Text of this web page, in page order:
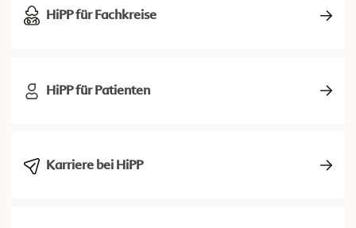
HiPP für Fachkreise
HiPP für Patienten
Karriere bei HiPP